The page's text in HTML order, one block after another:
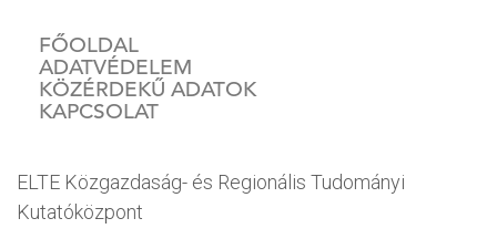
FŐOLDAL
ADATVÉDELEM
KÖZÉRDEKŰ ADATOK
KAPCSOLAT
ELTE Közgazdaság- és Regionális Tudományi
Kutatóközpont